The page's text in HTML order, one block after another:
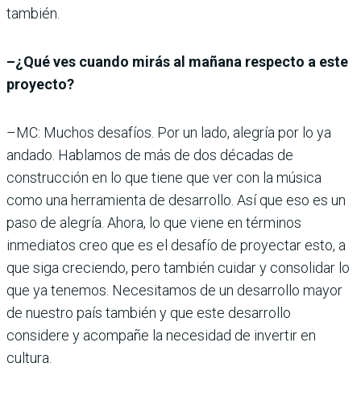
también.
–¿Qué ves cuando mirás al mañana respecto a este
proyecto?
–MC: Muchos desafíos. Por un lado, alegría por lo ya
andado. Hablamos de más de dos décadas de
construcción en lo que tiene que ver con la música
como una herramienta de desarrollo. Así que eso es un
paso de alegría. Ahora, lo que viene en términos
inmediatos creo que es el desafío de proyectar esto, a
que siga creciendo, pero también cuidar y consolidar lo
que ya tenemos. Necesitamos de un desarrollo mayor
de nuestro país también y que este desarrollo
considere y acompañe la necesidad de invertir en
cultura.